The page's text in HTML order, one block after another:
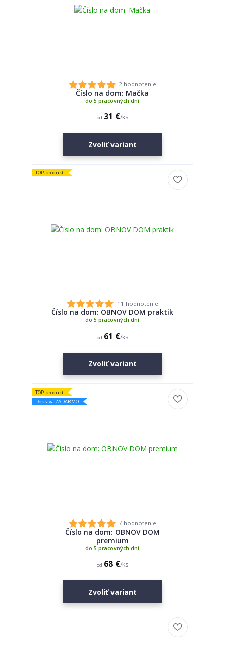
2 hodnotenie
Číslo na dom: Mačka
od 31 €/ks
do 5 pracovných dní
Zvoliť variant
TOP produkt
11 hodnotenie
Číslo na dom: OBNOV DOM praktik
od 61 €/ks
do 5 pracovných dní
Zvoliť variant
TOP produkt
Doprava ZADARMO
7 hodnotenie
Číslo na dom: OBNOV DOM
premium
od 68 €/ks
do 5 pracovných dní
Zvoliť variant